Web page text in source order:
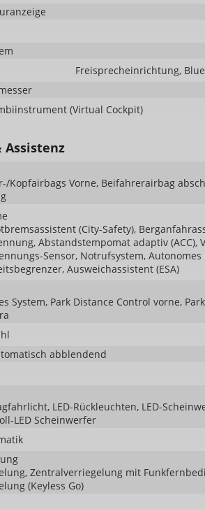
Freisprecheinrichtung,
(Virtual Cockpit)
Assistenz
Kopfairbags Vorne, Beifahrerairbag
(City-Safety),
Abstandstempomat adaptiv (ACC),
Sensor, Notrufsystem,
Ausweichassistent (ESA)
System, Park Distance Control vorne,
abblendend
LED-Rückleuchten, LED-
LED Scheinwerfer
Zentralverriegelung mit
(Keyless Go)